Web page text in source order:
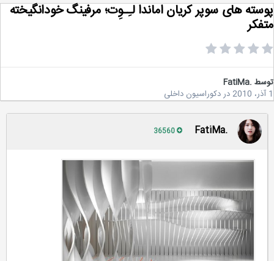
های سوپر کریان اماندا لـِـوِت؛ مرفینگ خودانگیخته
.FatiMa
دردکوراسیون داخلی